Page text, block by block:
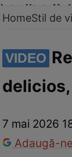
Actualitate
Dragoste și
HomeStil de
VIDEO
7 mai 2026
Adaugă-